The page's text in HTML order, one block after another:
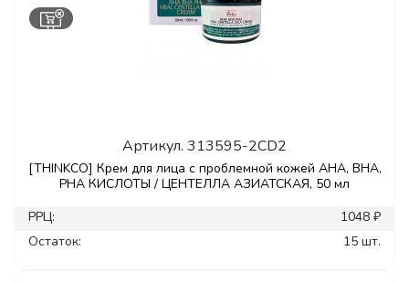
Артикул. 313595-2CD2
[THINKCO] Крем для лица с проблемной кожей AHA, BHA,
PHA КИСЛОТЫ / ЦЕНТЕЛЛА АЗИАТСКАЯ, 50 мл
РРЦ:
1048 ₽
Остаток:
15 шт.